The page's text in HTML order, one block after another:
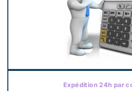
Expédition 24h par